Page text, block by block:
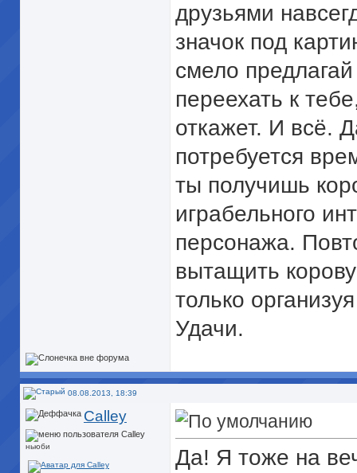
друзьями
значок под
смело
переехать к
откажет. И всё.
потребуется
ты получишь
играбельного
персонажа.
вытащить
только
Удачи.
08.08.2013, 18:39
Calley
ньюби
Да! Я тоже на